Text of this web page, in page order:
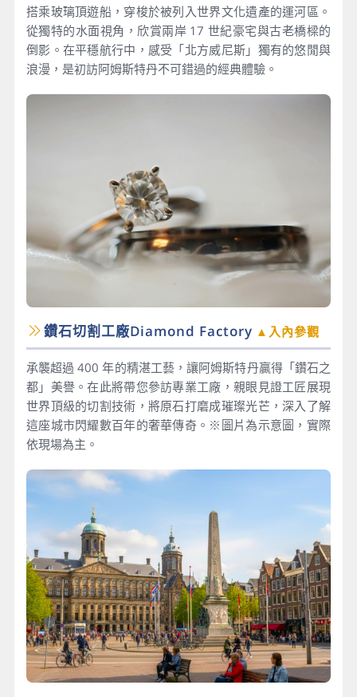
搭乘玻璃頂遊船，穿梭於被列入世界文化遺產的運河區。
從獨特的水面視角，欣賞兩岸 17 世紀豪宅與古老橋樑的
倒影。在平穩航行中，感受「北方威尼斯」獨有的悠閒與
浪漫，是初訪阿姆斯特丹不可錯過的經典體驗。
鑽石切割工廠Diamond Factory ▲入內參觀
承襲超過 400 年的精湛工藝，讓阿姆斯特丹贏得「鑽石之
都」美譽。在此將帶您參訪專業工廠，親眼見證工匠展現
世界頂級的切割技術，將原石打磨成璀璨光芒，深入了解
這座城市閃耀數百年的奢華傳奇。※圖片為示意圖，實際
依現場為主。